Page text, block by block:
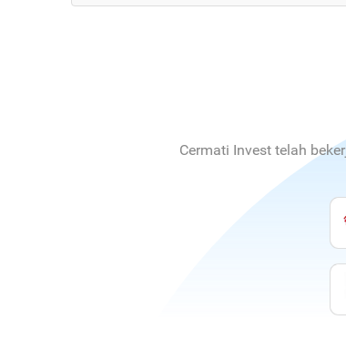
Cermati Invest telah